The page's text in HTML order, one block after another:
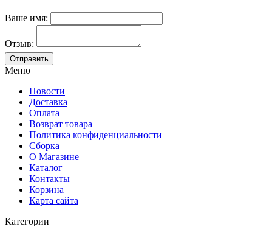
Ваше имя:
Отзыв:
Меню
Новости
Доставка
Оплата
Возврат товара
Политика конфиденциальности
Сборка
О Магазине
Каталог
Контакты
Корзина
Карта сайта
Категории